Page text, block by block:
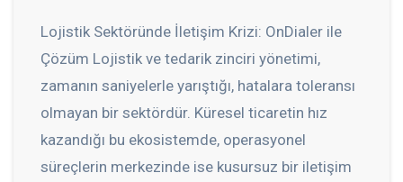
Lojistik Sektöründe İletişim Krizi: OnDialer ile
Çözüm Lojistik ve tedarik zinciri yönetimi,
zamanın saniyelerle yarıştığı, hatalara toleransı
olmayan bir sektördür. Küresel ticaretin hız
kazandığı bu ekosistemde, operasyonel
süreçlerin merkezinde ise kusursuz bir iletişim